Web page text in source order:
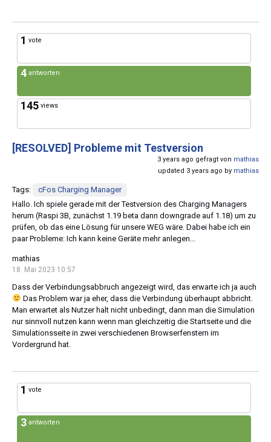
1 vote
4 antworten
145 views
[RESOLVED] Probleme mit Testversion
3 years ago gefragt von mathias
updated 3 years ago by mathias
Tags:
cFos Charging Manager
Hallo. Ich spiele gerade mit der Testversion des Charging Managers
herum (Raspi 3B, zunächst 1.19 beta dann downgrade auf 1.18) um zu
prüfen, ob das eine Lösung für unsere WEG wäre. Dabei habe ich ein
paar Probleme: Ich kann keine Geräte mehr anlegen...
mathias
18. Mai 2023 10:57
Dass der Verbindungsabbruch angezeigt wird, das erwarte ich ja auch
Das Problem war ja eher, dass die Verbindung überhaupt abbricht.
Man erwartet als Nutzer halt nicht unbedingt, dann man die Simulation
nur sinnvoll nutzen kann wenn man gleichzeitig die Startseite und die
Simulationsseite in zwei verschiedenen Browserfenstern im
Vordergrund hat.
1 vote
3 antworten